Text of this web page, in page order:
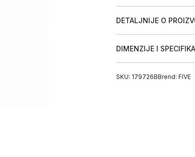
DETALJNIJE O
DIMENZIJE I
SKU: 179726BBrend:FIVE